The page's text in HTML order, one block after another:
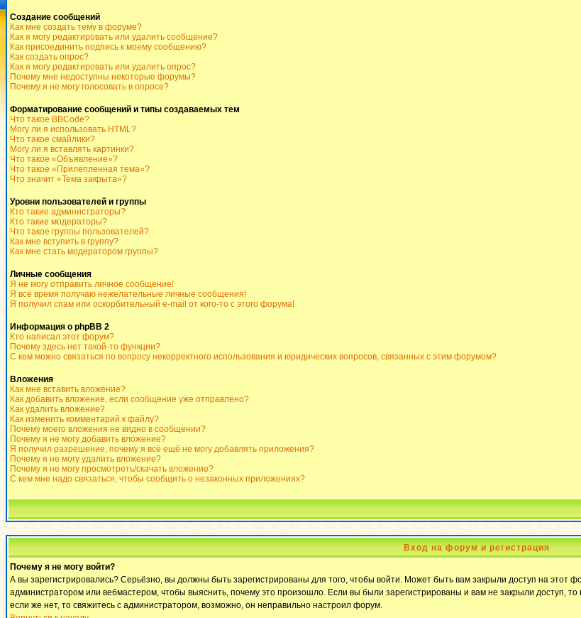
Создание сообщений
Как мне создать тему в форуме?
Как я могу редактировать или удалить сообщение?
Как присоединить подпись к моему сообщению?
Как создать опрос?
Как я могу редактировать или удалить опрос?
Почему мне недоступны некоторые форумы?
Почему я не могу голосовать в опросе?
Форматирование сообщений и типы создаваемых тем
Что такое BBCode?
Могу ли я использовать HTML?
Что такое смайлики?
Могу ли я вставлять картинки?
Что такое «Объявление»?
Что такое «Прилепленная тема»?
Что значит «Тема закрыта»?
Уровни пользователей и группы
Кто такие администраторы?
Кто такие модераторы?
Что такое группы пользователей?
Как мне вступить в группу?
Как мне стать модератором группы?
Личные сообщения
Я не могу отправить личное сообщение!
Я всё время получаю нежелательные личные сообщения!
Я получил спам или оскорбительный e-mail от кого-то с этого форума!
Информация о phpBB 2
Кто написал этот форум?
Почему здесь нет такой-то функции?
С кем можно связаться по вопросу некорректного использования и юридических вопросов, связанных с этим форумом?
Вложения
Как мне вставить вложение?
Как добавить вложение, если сообщение уже отправлено?
Как удалить вложение?
Как изменить комментарий к файлу?
Почему моего вложения не видно в сообщении?
Почему я не могу добавить вложение?
Я получил разрешение, почему я всё ещё не могу добавлять приложения?
Почему я не могу удалить вложение?
Почему я не могу просмотреть/скачать вложение?
С кем мне надо связаться, чтобы сообщить о незаконных приложениях?
Вход на форум и регистрация
Почему я не могу войти?
А вы зарегистрировались? Серьёзно, вы должны быть зарегистрированы для того, чтобы войти. Может быть вам закрыли доступ на этот
администратором или вебмастером, чтобы выяснить, почему это произошло. Если вы были зарегистрированы и вам не закрыли доступ,
если же нет, то свяжитесь с администратором, возможно, он неправильно настроил форум.